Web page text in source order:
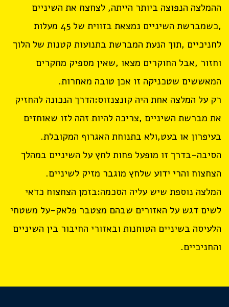
ההמלצה הנפוצה ביותר הייתה, לצחצח את השיניים
,כשמברשת השיניים נמצאת בזווית של 45 מעלות
לחניכיים ,תוך הנעת המברשת בתנועות קטנות של הלוך
וחזור ,אבל החוקרים מצאו ,שאין מספיק מחקרים
המאששים שטכניקה זו אכן טובה מאחרות.
רק על המלצה אחת היה קונצנזוס:הדרך הנכונה להחזיק
את מברשת השיניים ,צריכה להיות זהה לזו שאוחזים
בעיפרון או בעט,ולא בתנוחת האגרוף המקובלת.
הסיבה-בדרך זו מופעל פחות לחץ על השיניים במהלך
הצחצוח והרי ידוע שלחץ מוגבר מזיק לשיניים.
המלצה נוספת שיש עליה הסכמה:בזמן הצחצוח כדאי
לשים דגש על האזורים שבהם מצטבר פלאק-על משטחי
הלעיסה בשיניים הטוחנות ובאזורי החיבור בין השיניים
והחניכיים.